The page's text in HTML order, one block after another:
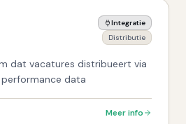
Integratie
Distributie
dat vacatures distribueert via
data
Meer info